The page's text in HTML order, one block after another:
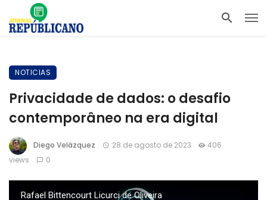
NOTICIAS
Privacidade de dados: o desafio
contemporâneo na era digital
Diego Velázquez 28 de agosto de 2023
406
views
0
Rafael Bittencourt Licurci de Oliveira